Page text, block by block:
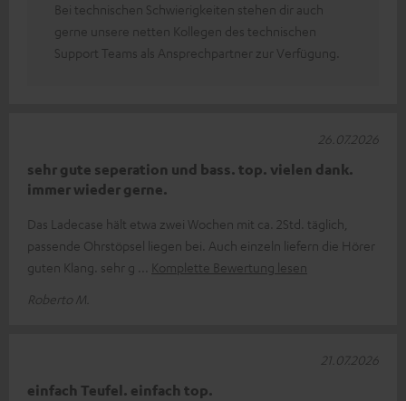
Bei technischen Schwierigkeiten stehen dir auch
gerne unsere netten Kollegen des technischen
Support Teams als Ansprechpartner zur Verfügung.
sehr gute seperation und bass. top. vielen dank.
immer wieder gerne.
Das Ladecase hält etwa zwei Wochen mit ca. 2Std. täglich,
passende Ohrstöpsel liegen bei. Auch einzeln liefern die Hörer
guten Klang. sehr g
Komplette Bewertung lesen
Roberto M.
26.07.2026
einfach Teufel. einfach top.
21.07.2026